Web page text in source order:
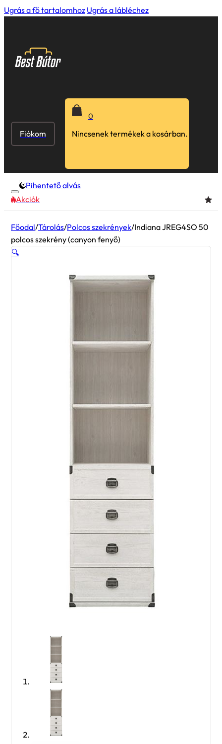
Ugrás a fő tartalomhoz Ugrás a lábléchez
Fiókom
0
Nincsenek termékek a kosárban.
Pihentető alvás
Akciók
Főodal/Tárolás/Polcos szekrények/Indiana JREG4SO 50
polcos szekrény (canyon fenyő)
🔍